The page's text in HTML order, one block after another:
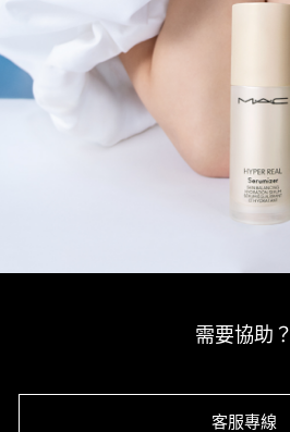
需要協助？
客服專線